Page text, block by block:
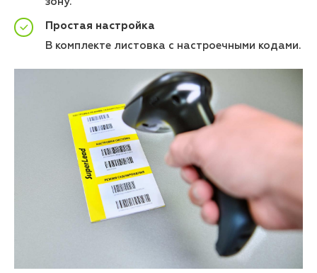
Простая настройка
В комплекте листовка с настроечными кодами.